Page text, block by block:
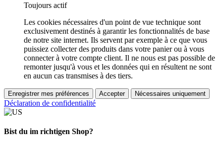
Toujours actif
Les cookies nécessaires d'un point de vue technique sont
exclusivement destinés à garantir les fonctionnalités de base
de notre site internet. Ils servent par exemple à ce que vous
puissiez collecter des produits dans votre panier ou à vous
connecter à votre compte client. Il ne nous est pas possible de
remonter jusqu'à vous et les données qui en résultent ne sont
en aucun cas transmises à des tiers.
Enregistrer mes préférences Accepter Nécessaires uniquement
Déclaration de confidentialité
Bist du im richtigen Shop?